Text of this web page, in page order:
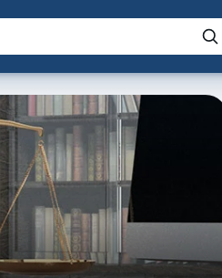
com a IA Buscar no Jus